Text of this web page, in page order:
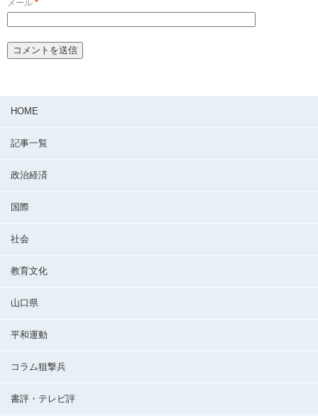
メール *
HOME
記事一覧
政治経済
国際
社会
教育文化
山口県
平和運動
コラム狙撃兵
書評・テレビ評